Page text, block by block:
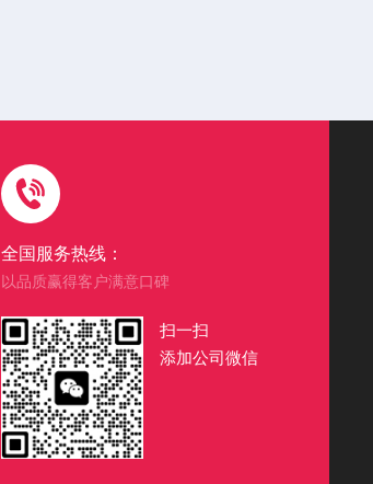
全国服务热线：
以品质赢得客户满意口碑
扫一扫
添加公司微信